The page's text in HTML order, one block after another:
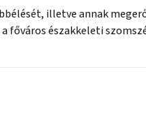
illetve annak
főváros északkeleti